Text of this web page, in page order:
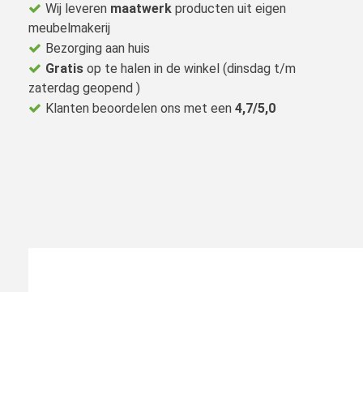
Wij leveren maatwerk producten uit eigen
meubelmakerij
Bezorging aan huis
Gratis op te halen in de winkel (dinsdag t/m
zaterdag geopend )
Klanten beoordelen ons met een 4,7/5,0